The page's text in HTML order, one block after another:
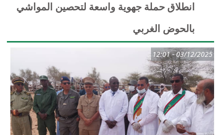
انطلاق حملة جهوية واسعة لتحصين المواشي
بالحوض الغربي
03/12/2025 - 12:01